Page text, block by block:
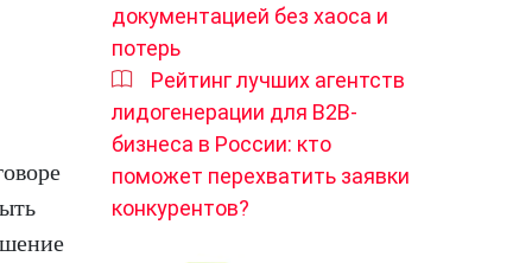
документацией без хаоса и
потерь
Рейтинг лучших агентств
лидогенерации для B2B-
бизнеса в России: кто
поможет перехватить заявки
конкурентов?